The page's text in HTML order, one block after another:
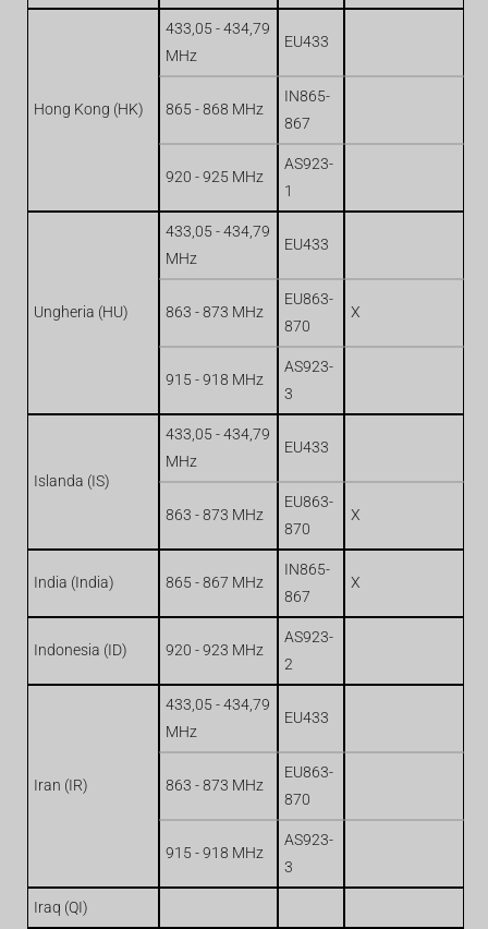
Hong Kong (HK)
433,05 - 434,79
MHz
EU433
865 - 868 MHz
IN865-
867
920 - 925 MHz
AS923-
1
Ungheria (HU)
433,05 - 434,79
MHz
EU433
863 - 873 MHz
EU863-
870
X
915 - 918 MHz
AS923-
3
Islanda (IS)
433,05 - 434,79
MHz
EU433
863 - 873 MHz
EU863-
870
X
India (India) 865 - 867 MHz
IN865-
867
X
Indonesia (ID) 920 - 923 MHz
AS923-
2
Iran (IR)
433,05 - 434,79
MHz
EU433
863 - 873 MHz
EU863-
870
915 - 918 MHz
AS923-
3
Iraq (QI)